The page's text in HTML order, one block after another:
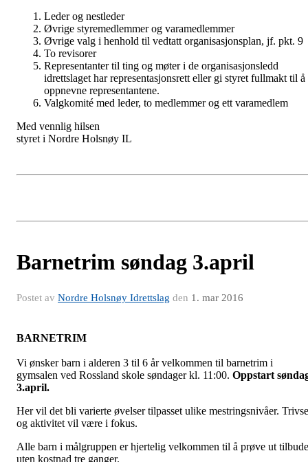
Leder og nestleder
Øvrige styremedlemmer og varamedlemmer
Øvrige valg i henhold til vedtatt organisasjonsplan, jf. pkt. 9
To revisorer
Representanter til ting og møter i de organisasjonsledd
idrettslaget har representasjonsrett eller gi styret fullmakt til å
oppnevne representantene.
Valgkomité med leder, to medlemmer og ett varamedlem
Med vennlig hilsen
styret i Nordre Holsnøy IL
Barnetrim søndag 3.april
Postet av Nordre Holsnøy Idrettslag den 1. mar 2016
BARNETRIM
Vi ønsker barn i alderen 3 til 6 år velkommen til barnetrim i
gymsalen ved Rossland skole søndager kl. 11:00. Oppstart
3.april.
Her vil det bli varierte øvelser tilpasset ulike mestringsnivåer.
og aktivitet vil være i fokus.
Alle barn i målgruppen er hjertelig velkommen til å prøve ut
uten kostnad tre ganger.